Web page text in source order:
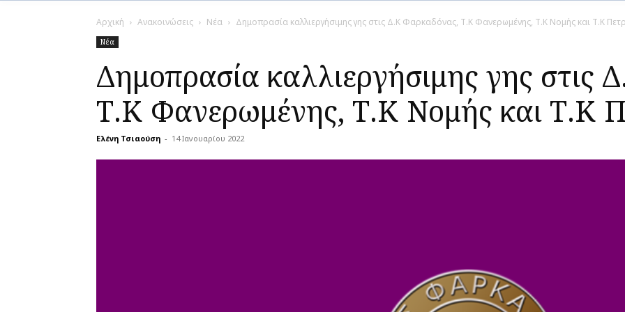
Αρχική Ανακοινώσεις Νέα Δημοπρασία καλλιεργήσιμης γης στις Δ.Κ Φαρκαδόνας, Τ.Κ Φανερωμένης, Τ.Κ Νομής και Τ.Κ
Νέα
Δημοπρασία καλλιεργήσιμης γης στις
Τ.Κ Φανερωμένης, Τ.Κ Νομής και Τ.Κ
Ελένη Τσιαούση - 14 Ιανουαρίου 2022